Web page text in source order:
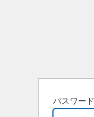
パスワード